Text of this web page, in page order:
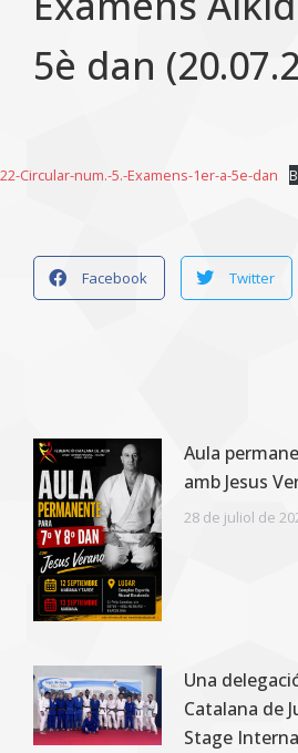
5è dan
22-Circular-num.-5.-Examens-1er-a-5e-dan
Facebook Twitter
Aula
amb Jesus
28 de juliol de
Una
Catalana de
Stage